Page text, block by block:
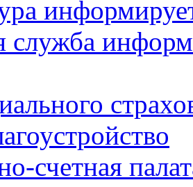
служба
счетная